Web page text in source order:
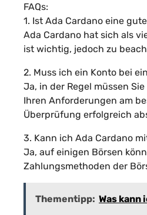
FAQs:
1. Ist Ada Cardano eine
Ada Cardano hat sich als
ist wichtig, jedoch zu
2. Muss ich ein Konto bei
Ja, in der Regel müssen
Ihren Anforderungen am
Überprüfung erfolgreich
3. Kann ich Ada Cardano
Ja, auf einigen Börsen
Zahlungsmethoden der
Thementipp: Was